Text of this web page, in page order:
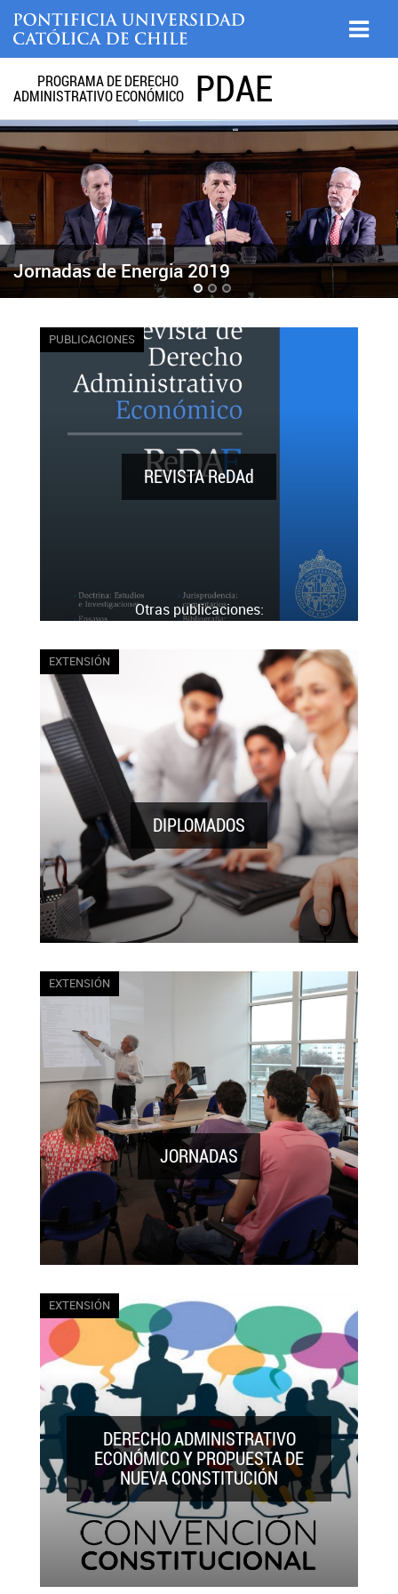
PROGRAMA DE DERECHO
ADMINISTRATIVO ECONÓMICO PDAE
Jornadas de Energia 2019
Jornadas de Energia 2019
PUBLICACIONES
REVISTA ReDAd
Otras publicaciones:
ARTÍCULOS ACADÉMICOS
MIRADA ADMINISTRATIVA
MEMORIA ANUAL
EXTENSIÓN
DIPLOMADOS
Un punto de encuentro para fomentar el
diálogo y capacitar a los profesionales
que se desenvuelven en la Administración
del Estado y empresas privadas cuya
actividad es regulada.
EXTENSIÓN
JORNADAS
difusión de conocimientos, con la
intención de constituirse no solo como un
centro de investigación, sino también
para establecer puentes entre la
academia y la sociedad civil.
EXTENSIÓN
DERECHO ADMINISTRATIVO
ECONÓMICO Y PROPUESTA DE
NUEVA CONSTITUCIÓN